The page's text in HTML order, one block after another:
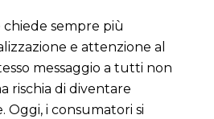
sempre più
e attenzione al
messaggio a tutti non
rischia di diventare
i consumatori si